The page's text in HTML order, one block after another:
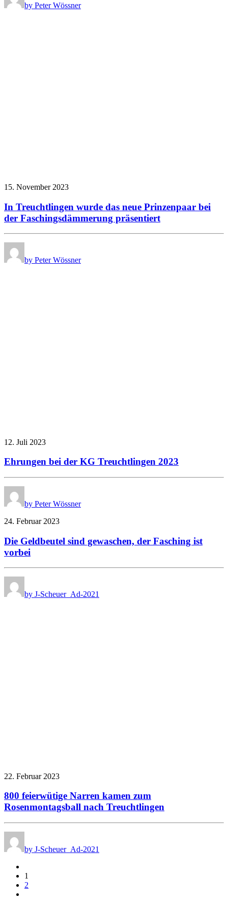
by Peter Wössner
15. November 2023
In Treuchtlingen wurde das neue Prinzenpaar bei
der Faschingsdämmerung präsentiert
by Peter Wössner
12. Juli 2023
Ehrungen bei der KG Treuchtlingen 2023
by Peter Wössner
24. Februar 2023
Die Geldbeutel sind gewaschen, der Fasching ist
vorbei
by J-Scheuer_Ad-2021
22. Februar 2023
800 feierwütige Narren kamen zum
Rosenmontagsball nach Treuchtlingen
by J-Scheuer_Ad-2021
1
2